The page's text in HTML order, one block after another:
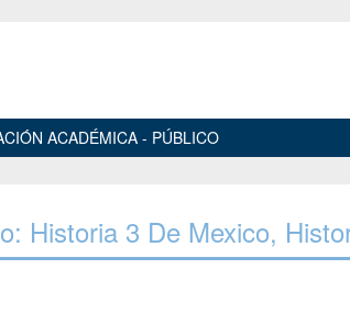
ACADÉMICA - PÚBLICO
Historia 3 De Mexico,